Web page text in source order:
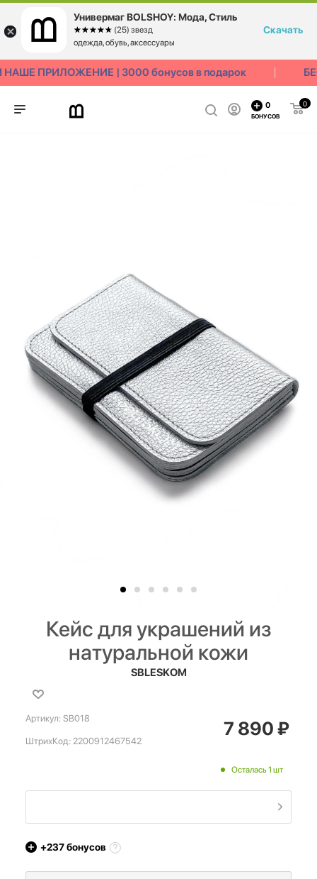
ПРИЛОЖЕНИЕ | 3000 бонусов в подарок
0
0
БОНУСОВ
Кейс для украшений из
натуральной кожи
SBLESKOM
Артикул: SB018
ШтрихКод: 2200912467542
7 890₽
Осталась 1 шт
+237бонусов
Универмаг BOLSHOY: Мода, Стиль
☆☆☆☆☆
★★★★★ (25) звезд
одежда, обувь, аксессуары
Скачать